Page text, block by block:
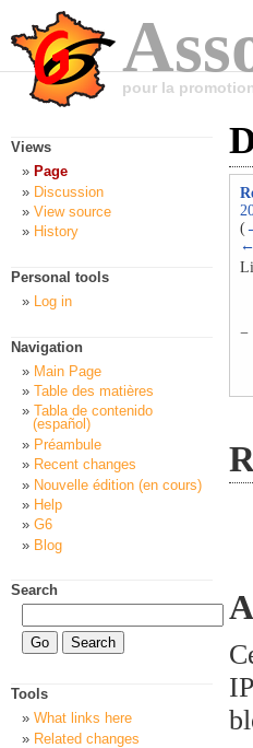
pour la
(
−
Views
Page
Discussion
View source
History
Personal tools
Log in
Navigation
Main Page
Table des matières
Tabla de contenido
(español)
Préambule
Recent changes
Nouvelle édition (en cours)
Help
G6
Blog
Search
Tools
What links here
Related changes